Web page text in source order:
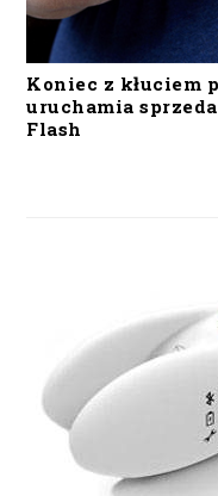
Koniec z kłuciem
uruchamia
Flash